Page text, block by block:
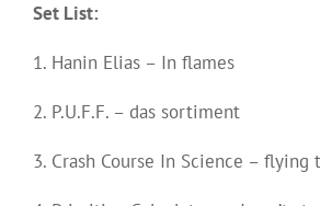
Set List:
1. Hanin Elias – In flames
2. P.U.F.F. – das sortiment
3. Crash Course In Science – flying